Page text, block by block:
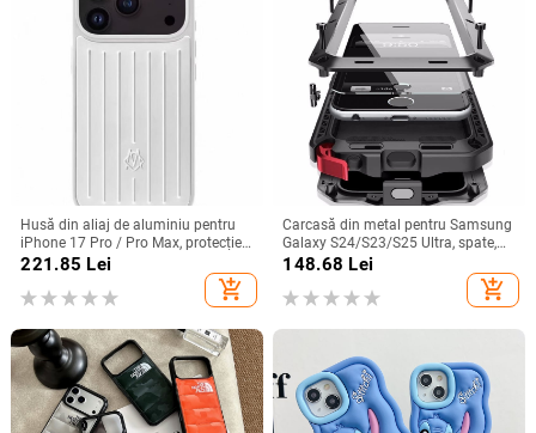
Husă din aliaj de aluminiu pentru
iPhone 17 Pro / Pro Max, protecție
anti-cădere, închidere magnetică,
turnare prin injecție, posibilitate de
personalizare
221.85 Lei
add_shopping_cart
Carcasă din metal pentru Samsung
Galaxy S24/S23/S25 Ultra, spate,
prelucrată, personalizabilă, disipare
căldură, anti-cadere, anti-amprentă
148.68 Lei
add_shopping_cart